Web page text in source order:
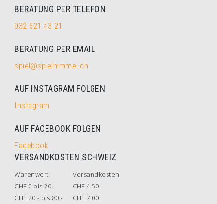
BERATUNG PER TELEFON
032 621 43 21
BERATUNG PER EMAIL
spiel@spielhimmel.ch
AUF INSTAGRAM FOLGEN
Instagram
AUF FACEBOOK FOLGEN
Facebook
VERSANDKOSTEN SCHWEIZ
Warenwert
Versandkosten
CHF 0 bis 20.-
CHF 4.50
CHF 20.- bis 80.-
CHF 7.00